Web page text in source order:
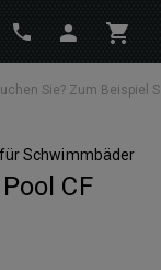
Schwimmbäder
CF